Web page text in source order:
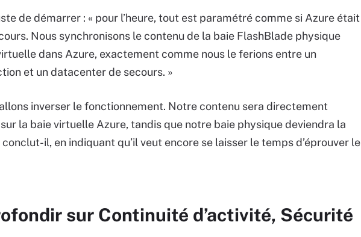
de démarrer : « pour l’heure, tout est paramétré comme si Azure était
Nous synchronisons le contenu de la baie FlashBlade physique
dans Azure, exactement comme nous le ferions entre un
et un datacenter de secours. »
inverser le fonctionnement. Notre contenu sera directement
la baie virtuelle Azure, tandis que notre baie physique deviendra la
il, en indiquant qu’il veut encore se laisser le temps d’éprouver le
sur Continuité d’activité, Sécurité